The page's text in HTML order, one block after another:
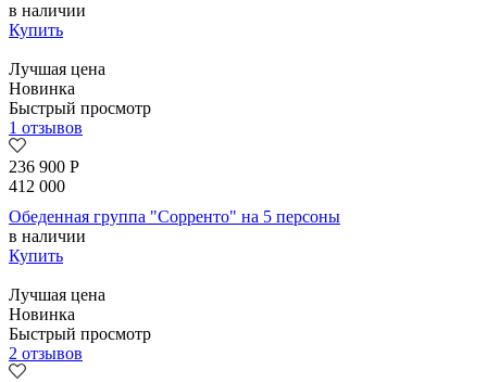
в наличии
Купить
Лучшая цена
Новинка
Быстрый просмотр
1 отзывов
236 900 Р
412 000
Обеденная группа "Сорренто" на 5 персоны
в наличии
Купить
Лучшая цена
Новинка
Быстрый просмотр
2 отзывов